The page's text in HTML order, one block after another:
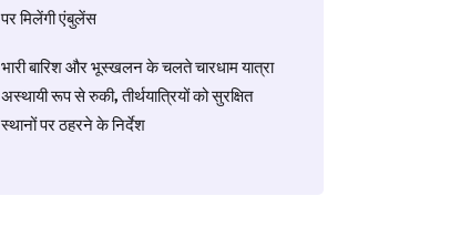
पर मिलेंगी एंबुलेंस
​भारी बारिश और भूस्खलन के चलते चारधाम यात्रा
अस्थायी रूप से रुकी, तीर्थयात्रियों को सुरक्षित
स्थानों पर ठहरने के निर्देश